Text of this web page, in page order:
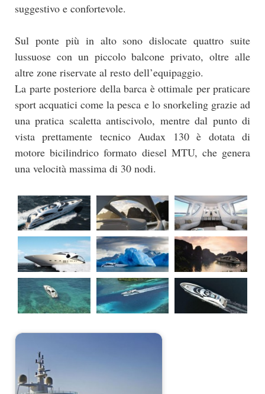
suggestivo e confortevole.
Sul ponte più in alto sono dislocate quattro suite
lussuose con un piccolo balcone privato, oltre alle
altre zone riservate al resto dell’equipaggio.
La parte posteriore della barca è ottimale per praticare
sport acquatici come la pesca e lo snorkeling grazie ad
una pratica scaletta antiscivolo, mentre dal punto di
vista prettamente tecnico Audax 130 è dotata di
motore bicilindrico formato diesel MTU, che genera
una velocità massima di 30 nodi.